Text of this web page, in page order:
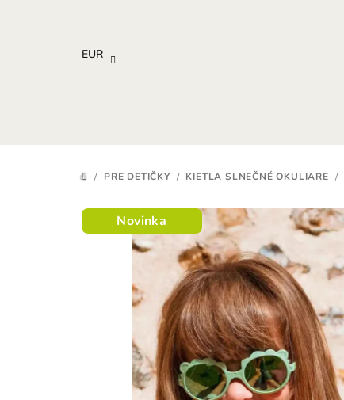
EUR
DOMOV
/ PRE DETIČKY / KIETLA SLNEČNÉ OKULIARE /
Novinka